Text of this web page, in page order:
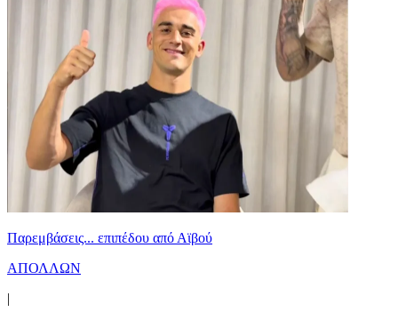
Παρεμβάσεις... επιπέδου από Αϊβού
ΑΠΟΛΛΩΝ
|